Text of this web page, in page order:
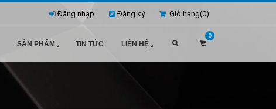
Giỏ hàng(0)
Đăng nhập Đăng ký
0
SẢN PHẨM TIN TỨC LIÊN HỆ